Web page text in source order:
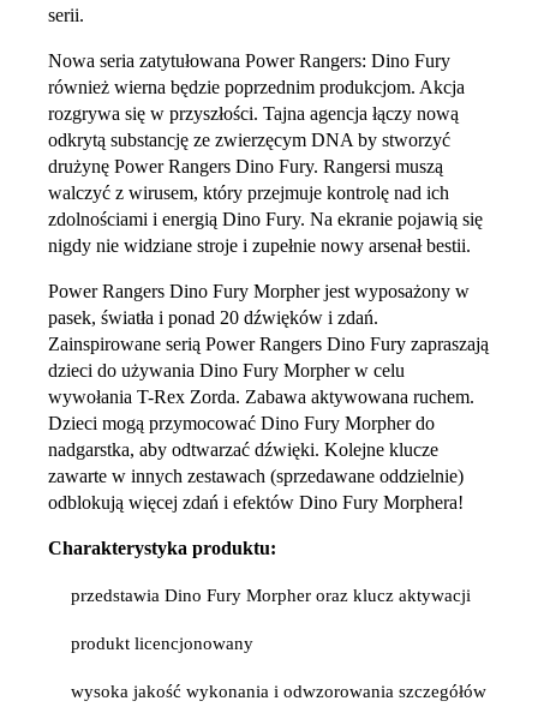
serii.
Nowa seria zatytułowana Power Rangers: Dino Fury
również wierna będzie poprzednim produkcjom. Akcja
rozgrywa się w przyszłości. Tajna agencja łączy nową
odkrytą substancję ze zwierzęcym DNA by stworzyć
drużynę Power Rangers Dino Fury. Rangersi muszą
walczyć z wirusem, który przejmuje kontrolę nad ich
zdolnościami i energią Dino Fury. Na ekranie pojawią się
nigdy nie widziane stroje i zupełnie nowy arsenał bestii.
Power Rangers Dino Fury Morpher jest wyposażony w
pasek, światła i ponad 20 dźwięków i zdań.
Zainspirowane serią Power Rangers Dino Fury zapraszają
dzieci do używania Dino Fury Morpher w celu
wywołania T-Rex Zorda. Zabawa aktywowana ruchem.
Dzieci mogą przymocować Dino Fury Morpher do
nadgarstka, aby odtwarzać dźwięki. Kolejne klucze
zawarte w innych zestawach (sprzedawane oddzielnie)
odblokują więcej zdań i efektów Dino Fury Morphera!
Charakterystyka produktu:
przedstawia Dino Fury Morpher oraz klucz aktywacji
produkt licencjonowany
wysoka jakość wykonania i odwzorowania szczegółów